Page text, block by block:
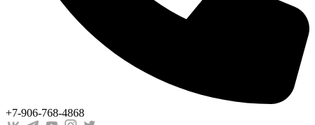
+7-906-768-4868